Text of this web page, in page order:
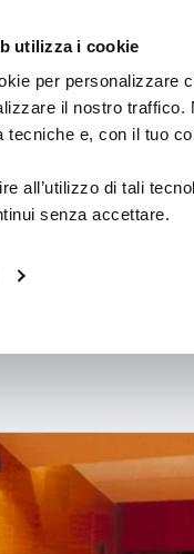
utilizza i cookie
per personalizzare
il nostro
tecniche e, con il tuo
all’utilizzo di tali
senza accettare.
2025/26
di